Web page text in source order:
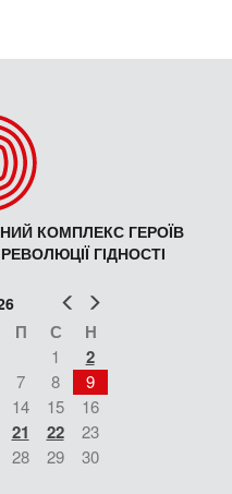
КОМПЛЕКС ГЕРОЇВ
ГІДНОСТІ
Попер
П С Н
1 2
7 8
9
14 15
16
21 22
23
28 29
30